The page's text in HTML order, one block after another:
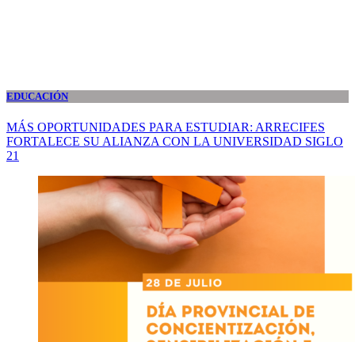
EDUCACIÓN
MÁS OPORTUNIDADES PARA ESTUDIAR: ARRECIFES
FORTALECE SU ALIANZA CON LA UNIVERSIDAD SIGLO
21